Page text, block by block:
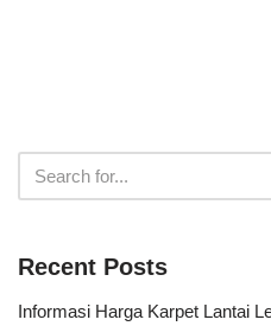
Recent Posts
Informasi Harga Karpet Lantai